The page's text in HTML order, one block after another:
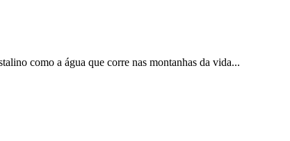
como a água que corre nas montanhas da vida...